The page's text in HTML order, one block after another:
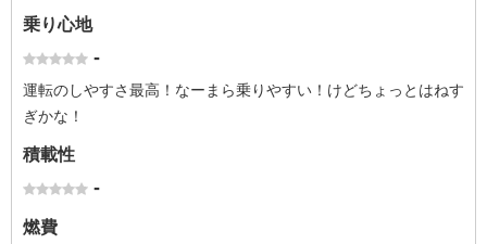
乗り心地
-
運転のしやすさ最高！なーまら乗りやすい！けどちょっとはねす
ぎかな！
積載性
-
燃費